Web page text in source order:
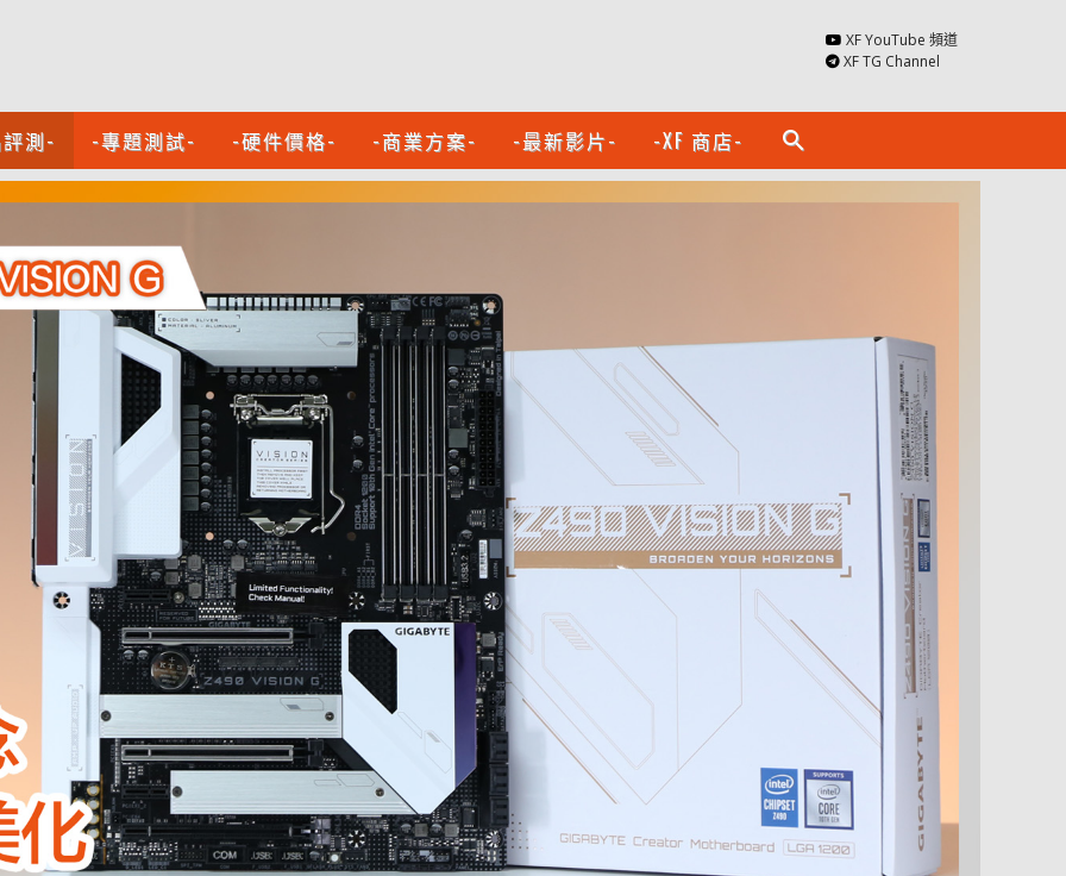
XF YouTube 頻道
XF TG Channel
測- -專題測試- -硬件價格- -商業方案- -最新影片- -XF 商店- search